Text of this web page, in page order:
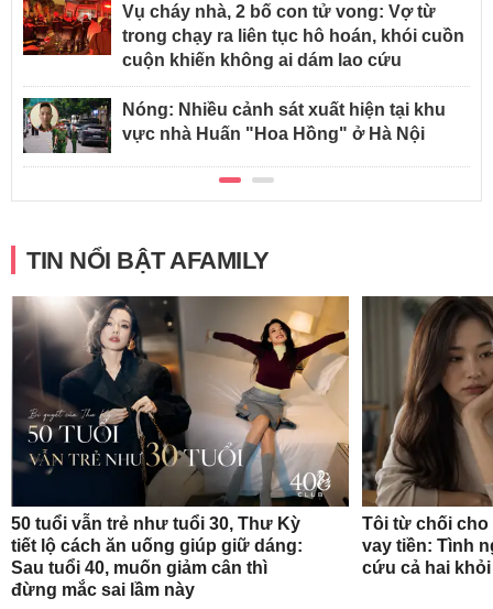
Vụ cháy nhà, 2 bố con tử vong: Vợ từ
trong chạy ra liên tục hô hoán, khói cuồn
cuộn khiến không ai dám lao cứu
Nóng: Nhiều cảnh sát xuất hiện tại khu
vực nhà Huấn "Hoa Hồng" ở Hà Nội
TIN NỔI BẬT AFAMILY
50 tuổi vẫn trẻ như tuổi 30, Thư Kỳ
tiết lộ cách ăn uống giúp giữ dáng:
Sau tuổi 40, muốn giảm cân thì
đừng mắc sai lầm này
Tôi từ chối
vay tiền: Tình
cứu cả hai